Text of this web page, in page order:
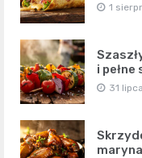
1
i pełne
31